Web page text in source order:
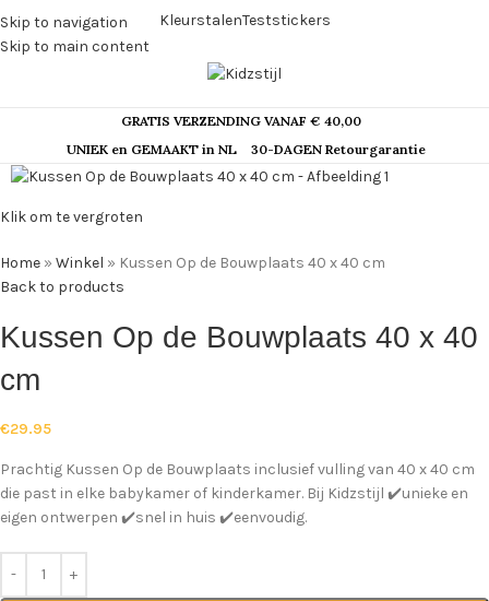
Skip to navigation
Skip to main content
KleurstalenTeststickers
GRATIS VERZENDING VANAF € 40,00
UNIEK en GEMAAKT in NL
30-DAGEN Retourgarantie
Klik om te vergroten
Home » Winkel » Kussen Op de Bouwplaats 40 x 40 cm
Back to products
Kussen Op de Bouwplaats 40 x 40
cm
€29.95
Prachtig Kussen Op de Bouwplaats inclusief vulling van 40 x 40 cm
die past in elke babykamer of kinderkamer. Bij Kidzstijl ✔️unieke en
eigen ontwerpen ✔️snel in huis ✔️eenvoudig.